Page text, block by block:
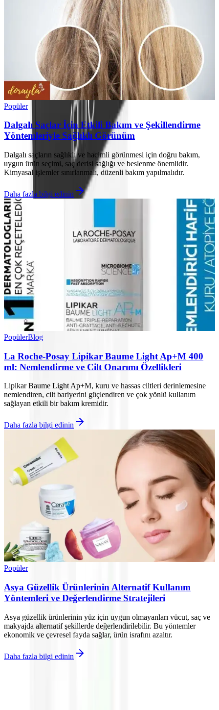
Popüler
Dalgalı Saçlar İçin Etkili Bakım ve Şekillendirme
Yöntemleriyle Sağlıklı Görünüm
Dalgalı saçların sağlıklı ve hacimli görünmesi için doğru bakım,
uygun ürün seçimi, saç derisi sağlığı ve beslenme önemlidir.
Kimyasal işlemler sınırlanmalı, düzenli bakım yapılmalıdır.
Daha fazla bilgi edinin
PopülerBlog
La Roche-Posay Lipikar Baume Light Ap+M 400
ml: Nemlendirme ve Cilt Onarımı Özellikleri
Lipikar Baume Light Ap+M, kuru ve hassas ciltleri derinlemesine
nemlendiren, cilt bariyerini güçlendiren ve çok yönlü kullanım
sağlayan etkili bir bakım kremidir.
Daha fazla bilgi edinin
Popüler
Asya Güzellik Ürünlerinin Alternatif Kullanım
Yöntemleri ve Değerlendirme Stratejileri
Asya güzellik ürünlerinin yüz için uygun olmayanları vücut, saç ve
makyajda alternatif şekillerde değerlendirilebilir. Bu yöntemler
ekonomik ve çevresel fayda sağlar, ürün israfını azaltır.
Daha fazla bilgi edinin